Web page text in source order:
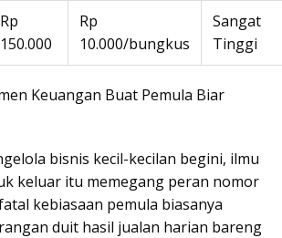
Rp
150.000
Rp
10.000/bungkus
Sangat
Tinggi
Keuangan Buat Pemula Biar
bisnis kecil-kecilan begini, ilmu
keluar itu memegang peran nomor
kebiasaan pemula biasanya
duit hasil jualan harian bareng